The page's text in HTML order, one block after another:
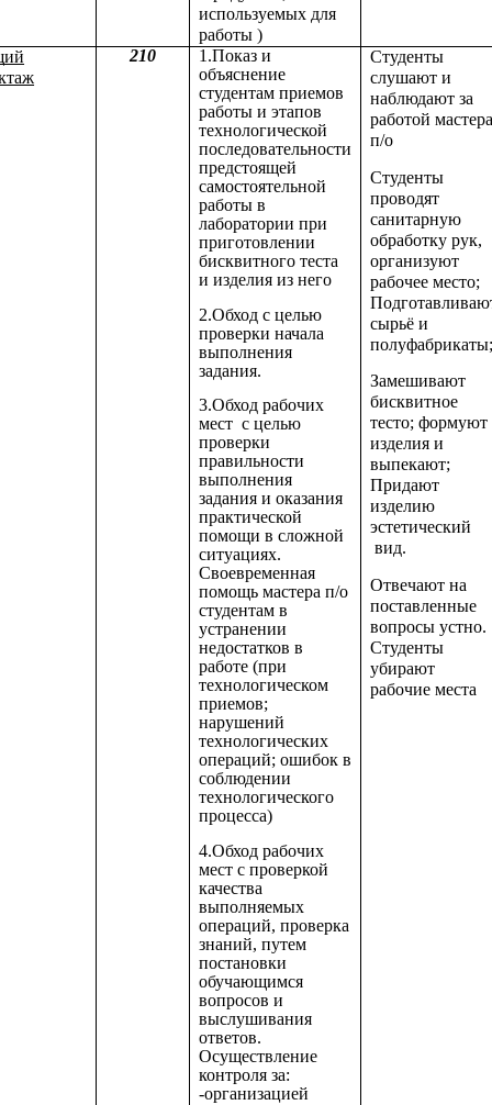
используемых для
работы )
210
1.Показ и
объяснение
студентам приемов
работы и этапов
технологической
последовательности
предстоящей
самостоятельной
работы в
лаборатории при
приготовлении
бисквитного теста
и изделия из него
2.Обход с целью
проверки начала
выполнения
задания.
3.Обход рабочих
мест с целью
проверки
правильности
выполнения
задания и оказания
практической
помощи в сложной
ситуациях.
Своевременная
помощь мастера п/о
студентам в
устранении
недостатков в
работе (при
технологическом
приемов;
нарушений
технологических
операций; ошибок в
соблюдении
технологического
процесса)
4.Обход рабочих
мест с проверкой
качества
выполняемых
операций, проверка
знаний, путем
постановки
обучающимся
вопросов и
выслушивания
ответов.
Осуществление
контроля за:
-организацией
Студенты
слушают и
наблюдают за
работой
п/о
Студенты
проводят
санитарную
обработку рук,
организуют
рабочее место;
сырьё и
Замешивают
бисквитное
тесто; формуют
изделия и
выпекают;
Придают
изделию
эстетический
вид.
Отвечают на
поставленные
вопросы устно.
Студенты
убирают
рабочие места